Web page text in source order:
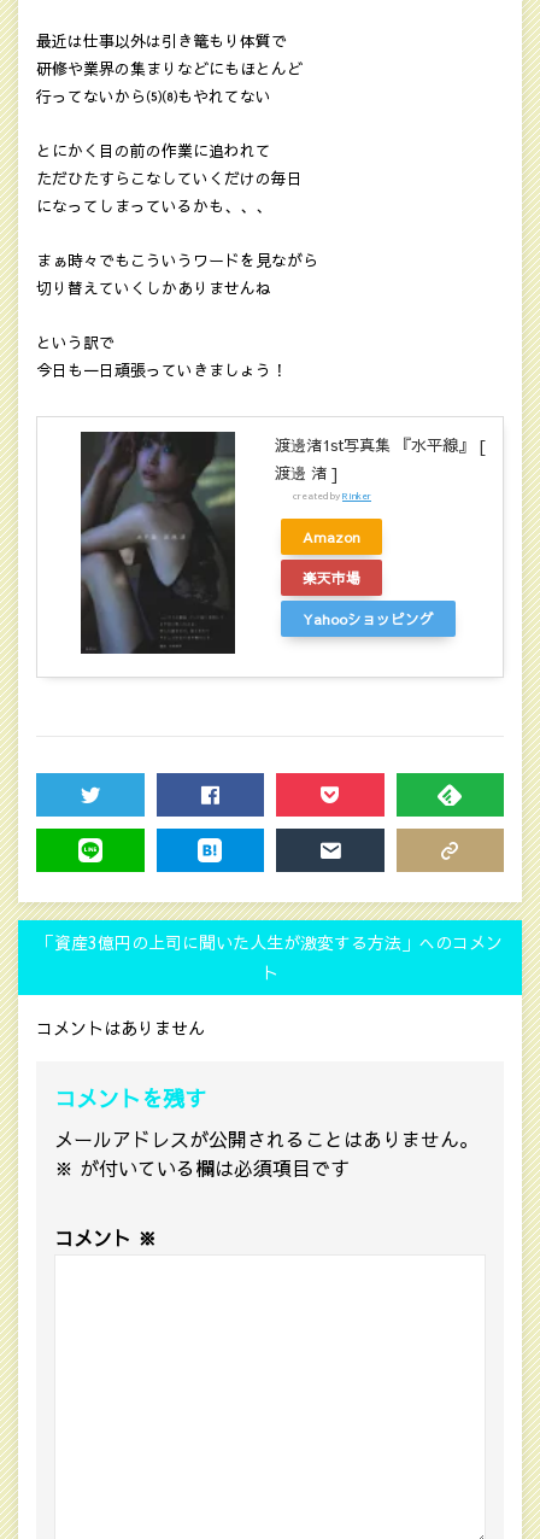
最近は仕事以外は引き篭もり体質で
研修や業界の集まりなどにもほとんど
行ってないから⑸⑻もやれてない
とにかく目の前の作業に追われて
ただひたすらこなしていくだけの毎日
になってしまっているかも、、、
まぁ時々でもこういうワードを見ながら
切り替えていくしかありませんね
という訳で
今日も一日頑張っていきましょう！
渡邊渚1st写真集 『水平線』 [
渡邊 渚 ]
created byRinker
Amazon
楽天市場
Yahooショッピング
TWEET SHARE POCKET FEEDLY
「資産3億円の上司に聞いた人生が激変する方法」へのコメン
ト
コメントはありません
コメントを残す
メールアドレスが公開されることはありません。
※ が付いている欄は必須項目です
コメント ※